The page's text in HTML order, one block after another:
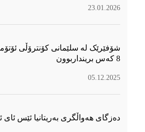
23.01.2026
شۆفێرێک لە سلێمانی کۆنترۆڵی
8 کەس برینداربوون
05.12.2025
دەزگای هەواڵگری بەریتانیا ئێس